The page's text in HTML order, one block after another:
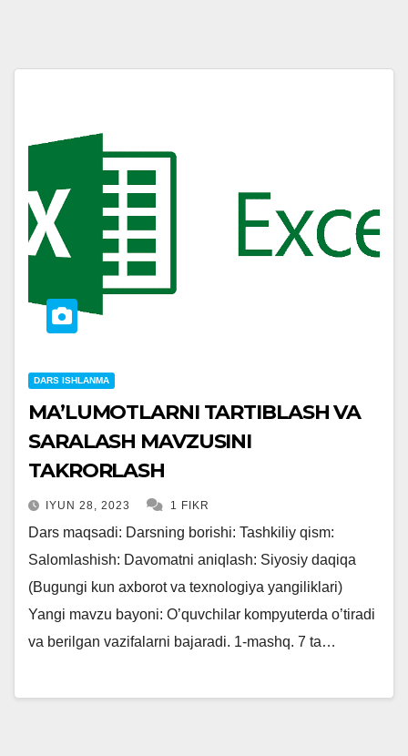
DARS ISHLANMA
MA’LUMOTLARNI TARTIBLASH VA
SARALASH MAVZUSINI
TAKRORLASH
IYUN 28, 2023 1 FIKR
Dars maqsadi: Darsning borishi: Tashkiliy qism:
Salomlashish: Davomatni aniqlash: Siyosiy daqiqa
(Bugungi kun axborot va texnologiya yangiliklari)
Yangi mavzu bayoni: O’quvchilar kompyuterda o’tiradi
va berilgan vazifalarni bajaradi. 1-mashq. 7 ta…